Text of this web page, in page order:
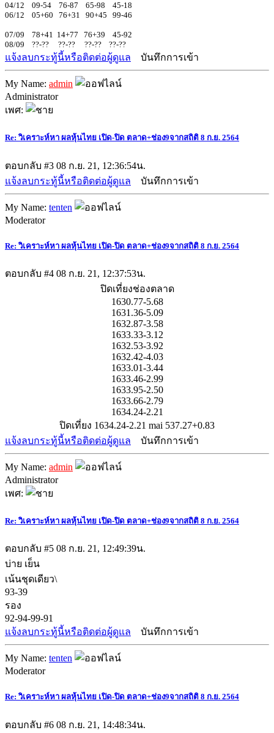
04/12 09-54 76-87 65-98 45-18
06/12 05+60 76+31 90+45 99-46
07/09 78+41 14+77 76+39 45-92
08/09 ??-?? ??-?? ??-?? ??-??
แจ้งลบกระทู้นี้หรือติดต่อผู้ดูแล บันทึกการเข้า
My Name: admin
Administrator
เพศ:
Re: วิเคราะห์หา ผลหุ้นไทย เปิด-ปิด ตลาด+ช่อง9จากสถิติ 8 ก.ย. 2564
ตอบกลับ #3 08 ก.ย. 21, 12:36:54น.
แจ้งลบกระทู้นี้หรือติดต่อผู้ดูแล
บันทึกการเข้า
My Name: tenten
Moderator
Re: วิเคราะห์หา ผลหุ้นไทย เปิด-ปิด ตลาด+ช่อง9จากสถิติ 8 ก.ย. 2564
ตอบกลับ #4 08 ก.ย. 21, 12:37:53น.
ปิดเที่ยงช่องตลาด
1630.77-5.68
1631.36-5.09
1632.87-3.58
1633.33-3.12
1632.53-3.92
1632.42-4.03
1633.01-3.44
1633.46-2.99
1633.95-2.50
1633.66-2.79
1634.24-2.21
ปิดเที่ยง 1634.24-2.21 mai 537.27+0.83
แจ้งลบกระทู้นี้หรือติดต่อผู้ดูแล
บันทึกการเข้า
My Name: admin
Administrator
เพศ:
Re: วิเคราะห์หา ผลหุ้นไทย เปิด-ปิด ตลาด+ช่อง9จากสถิติ 8 ก.ย. 2564
ตอบกลับ #5 08 ก.ย. 21, 12:49:39น.
บ่าย เย็น
เน้นชุดเดียว\
93-39
รอง
92-94-99-91
แจ้งลบกระทู้นี้หรือติดต่อผู้ดูแล
บันทึกการเข้า
My Name: tenten
Moderator
Re: วิเคราะห์หา ผลหุ้นไทย เปิด-ปิด ตลาด+ช่อง9จากสถิติ 8 ก.ย. 2564
ตอบกลับ #6 08 ก.ย. 21, 14:48:34น.